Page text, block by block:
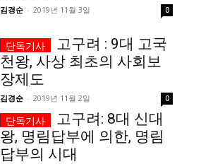
김경순 - 2019년 11월 3일 0
고구려 : 9대 고국
천왕, 사상 최초의 사회보
장제도
김경순 - 2019년 11월 2일 0
고구려: 8대 신대
왕, 명림답부에 의한, 명림
답부의 시대